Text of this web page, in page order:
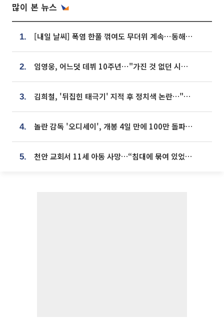
많이 본 뉴스
1. [내일 날씨] 폭염 한풀 꺾여도 무더위 계속⋯동해안 이틀 연속 비
2. 임영웅, 어느덧 데뷔 10주년⋯"가진 것 없던 시절, 내 앞엔 20명의 팬뿐"
3. 김희철, '뒤집힌 태극기' 지적 후 정치색 논란…"좌우 떠나 우리나라 국기"
4. 놀란 감독 '오디세이', 개봉 4일 만에 100만 돌파⋯'왕사남' 보다 빠르다
5. 천안 교회서 11세 아동 사망…“침대에 묶여 있었다” 진술 확보